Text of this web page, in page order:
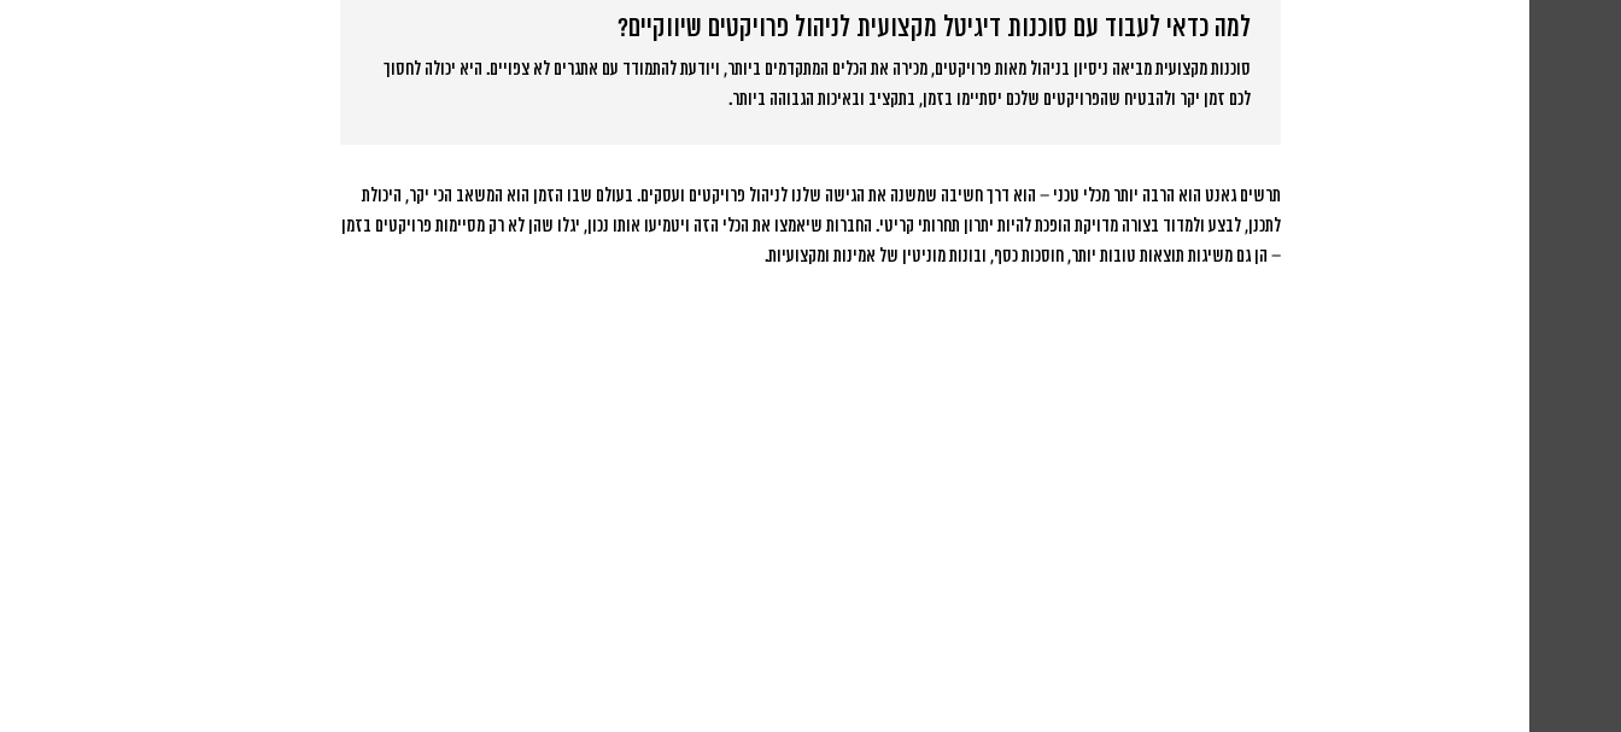
למה כדאי לעבוד עם סוכנות דיגיטל מקצועית לניהול פרויקטים שיווקיים?
סוכנות מקצועית מביאה ניסיון בניהול מאות פרויקטים, מכירה את הכלים המתקדמים ביותר, ויודעת להתמודד עם אתגרים לא צפויים. היא יכולה לחסוך
לכם זמן יקר ולהבטיח שהפרויקטים שלכם יסתיימו בזמן, בתקציב ובאיכות הגבוהה ביותר.
תרשים גאנט הוא הרבה יותר מכלי טכני – הוא דרך חשיבה שמשנה את הגישה שלנו לניהול פרויקטים ועסקים. בעולם שבו הזמן הוא המשאב הכי יקר, היכולת
לתכנן, לבצע ולמדוד בצורה מדויקת הופכת להיות יתרון תחרותי קריטי. החברות שיאמצו את הכלי הזה ויטמיעו אותו נכון, יגלו שהן לא רק מסיימות פרויקטים בזמן
– הן גם משיגות תוצאות טובות יותר, חוסכות כסף, ובונות מוניטין של אמינות ומקצועיות.